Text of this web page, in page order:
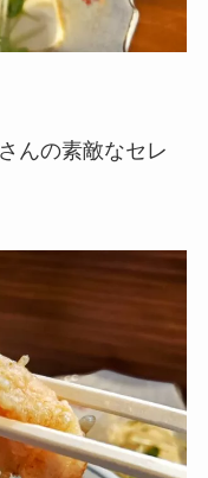
んの素敵なセレ